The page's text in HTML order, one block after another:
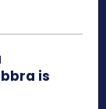
is